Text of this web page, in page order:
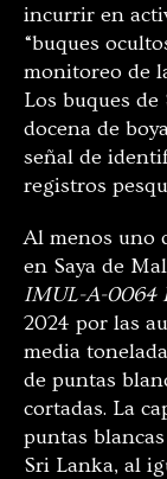
incurrir en
“buques
monitoreo de
Los buques
docena de
señal de
registros
Al menos uno
en Saya de
IMUL-A-0064
2024 por las
media
de puntas
cortadas. La
puntas
Sri Lanka, al